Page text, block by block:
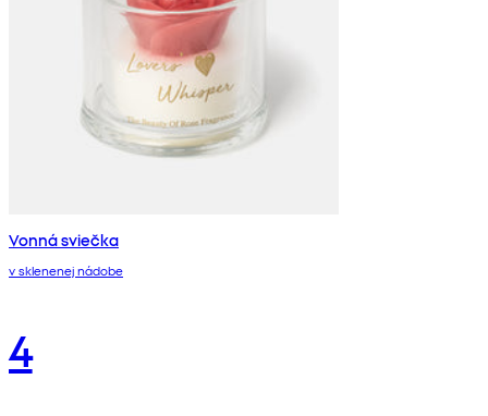
Vonná sviečka
v sklenenej nádobe
4